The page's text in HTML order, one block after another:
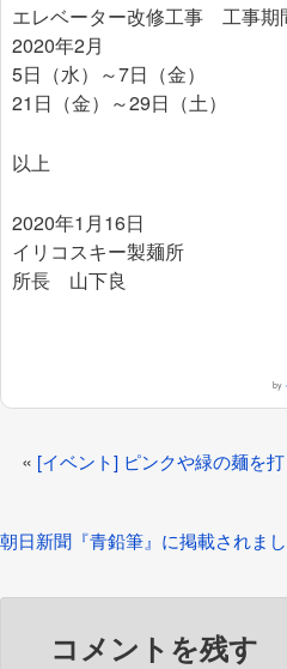
エレベーター改修工事 工事期
2020年2月
5日（水）～7日（金）
21日（金）～29日（土）
以上
2020年1月16日
イリコスキー製麺所
所長 山下良
by
« [イベント] ピンクや緑の麺を
朝日新聞『青鉛筆』に掲載されま
コメントを残す